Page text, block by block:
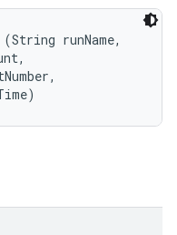
runName,